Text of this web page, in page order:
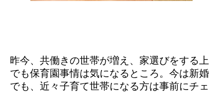
昨今、共働きの世帯が増え、家選びをする上
でも保育園事情は気になるところ。今は新婚
でも、近々子育て世帯になる方は事前にチェ